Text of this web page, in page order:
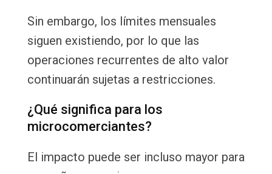
Sin embargo, los límites mensuales
siguen existiendo, por lo que las
operaciones recurrentes de alto valor
continuarán sujetas a restricciones.
¿Qué significa para los
microcomerciantes?
El impacto puede ser incluso mayor para